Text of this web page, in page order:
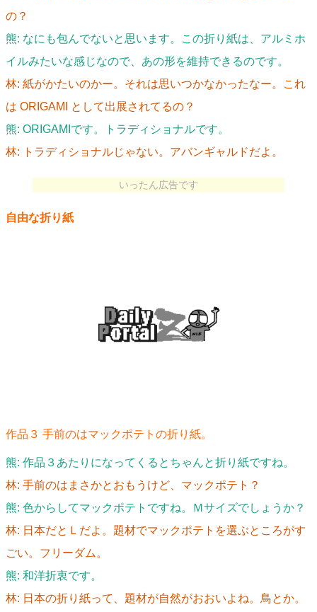
の？
熊: なにも包んでないと思います。この折り紙は、アルミホ
イルみたいな感じなので、あの形を維持できるのです。
林: 紙がかたいのかー。それは思いつかなかったなー。これ
は ORIGAMI として出展されてるの？
熊: ORIGAMIです。トラディショナルです。
林: トラディショナルじゃない。アバンギャルドだよ。
いったん広告です
自由な折り紙
作品３ 手前のはマックポテトの折り紙。
熊: 作品３あたりになってくるとちゃんと折り紙ですね。
林: 手前のはまさかとおもうけど、マックポテト？
熊: 色からしてマックポテトですね。Ｍサイズでしょうか？
林: 日本だとＬだよ。題材でマックポテトを選ぶところがす
ごい。フリーダム。
熊: 和洋折衷です。
林: 日本の折り紙って、題材が自然がおおいよね。鳥とか。